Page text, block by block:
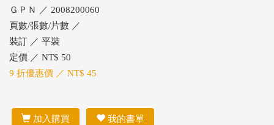
ＧＰＮ ／ 2008200060
頁數/張數/片數 ／
裝訂 ／ 平裝
定價 ／ NT$ 50
9 折優惠價 ／ NT$ 45
加入購買 我的書單